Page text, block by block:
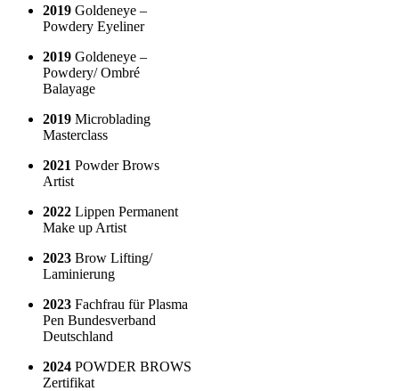
2019 Goldeneye –
Powdery Eyeliner
2019 Goldeneye –
Powdery/ Ombré
Balayage
2019 Microblading
Masterclass
2021 Powder Brows
Artist
2022 Lippen Permanent
Make up Artist
2023 Brow Lifting/
Laminierung
2023 Fachfrau für Plasma
Pen Bundesverband
Deutschland
2024 POWDER BROWS
Zertifikat